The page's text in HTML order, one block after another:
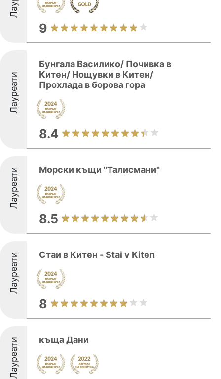
9
Лауреати
Бунгала Василико/ Почивка в
Китен/ Нощувки в Китен/
Прохлада в борова гора
8.4
Лауреати Морски къщи "Талисмани"
8.5
Лауреати Стаи в Китен - Stai v Kiten
8
Лауреати къща Дани